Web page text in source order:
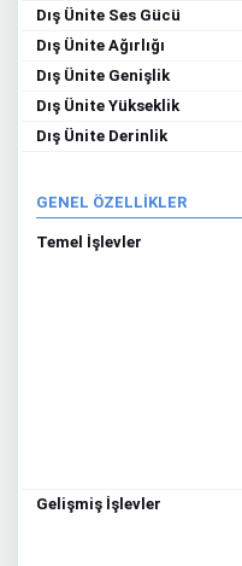
Dış Ünite Ses Gücü
Dış Ünite Ağırlığı
Dış Ünite Genişlik
Dış Ünite Yükseklik
Dış Ünite Derinlik
GENEL ÖZELLİKLER
Temel İşlevler
Gelişmiş İşlevler